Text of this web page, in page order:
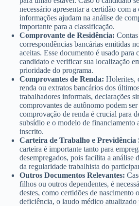
necessário apresentar a certidão com
informações ajudam na análise de
importante para a classificação.
Comprovante de Residência:
correspondências bancárias emitidas
aceitas. Esse documento é usado
candidato e verificar sua localização
prioridade do programa.
Comprovantes de Renda: Holerites,
renda ou extratos bancários dos
trabalhadores informais, declarações
comprovantes de autônomo podem ser
comprovação de renda é crucial para
subsídio e o modelo de financiamento
inscrito.
Carteira de Trabalho e Previdência
carteira é importante tanto para
desempregados, pois facilita a análise
da regularidade trabalhista do
Outros Documentos Relevantes:
filhos ou outros dependentes, é
destes, como certidões de nascimento
deficiência, o laudo médico atualizado